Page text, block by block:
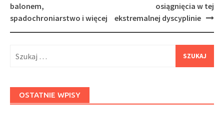
balonem,
spadochroniarstwo i więcej
osiągnięcia w tej
ekstremalnej dyscyplinie
OSTATNIE WPISY